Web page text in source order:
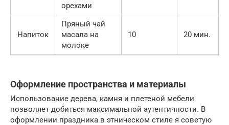
орехами
Напиток
Пряный чай
масала на
молоке
10 20 мин.
Оформление пространства и материалы
Использование дерева, камня и плетеной мебели
позволяет добиться максимальной аутентичности. В
оформлении праздника в этническом стиле я советую